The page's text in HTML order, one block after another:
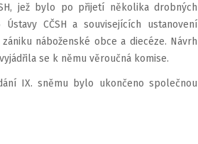
jež bylo po přijetí několika drobných
CČSH a souvisejících ustanovení
náboženské obce a diecéze. Návrh
se k němu věroučná komise.
IX. sněmu bylo ukončeno společnou